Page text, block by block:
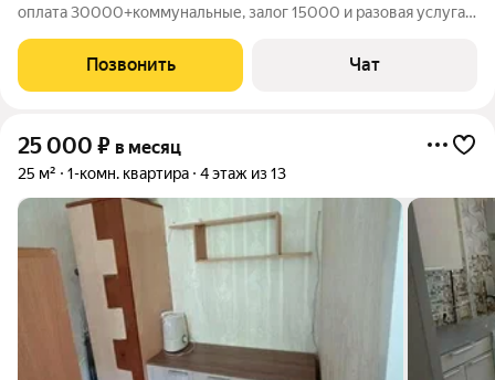
оплата 30000+коммунальные, залог 15000 и разовая услуга
Позвонить Чат
25 000 ₽ в месяц
25 м² 1-комн. квартира 4 этаж из 13